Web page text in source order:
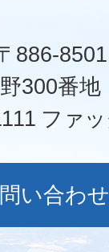
886-8501
300番
ファ
い合わせ